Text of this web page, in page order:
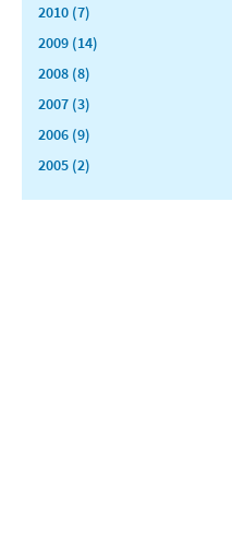
2010 (7)
2009 (14)
2008 (8)
2007 (3)
2006 (9)
2005 (2)